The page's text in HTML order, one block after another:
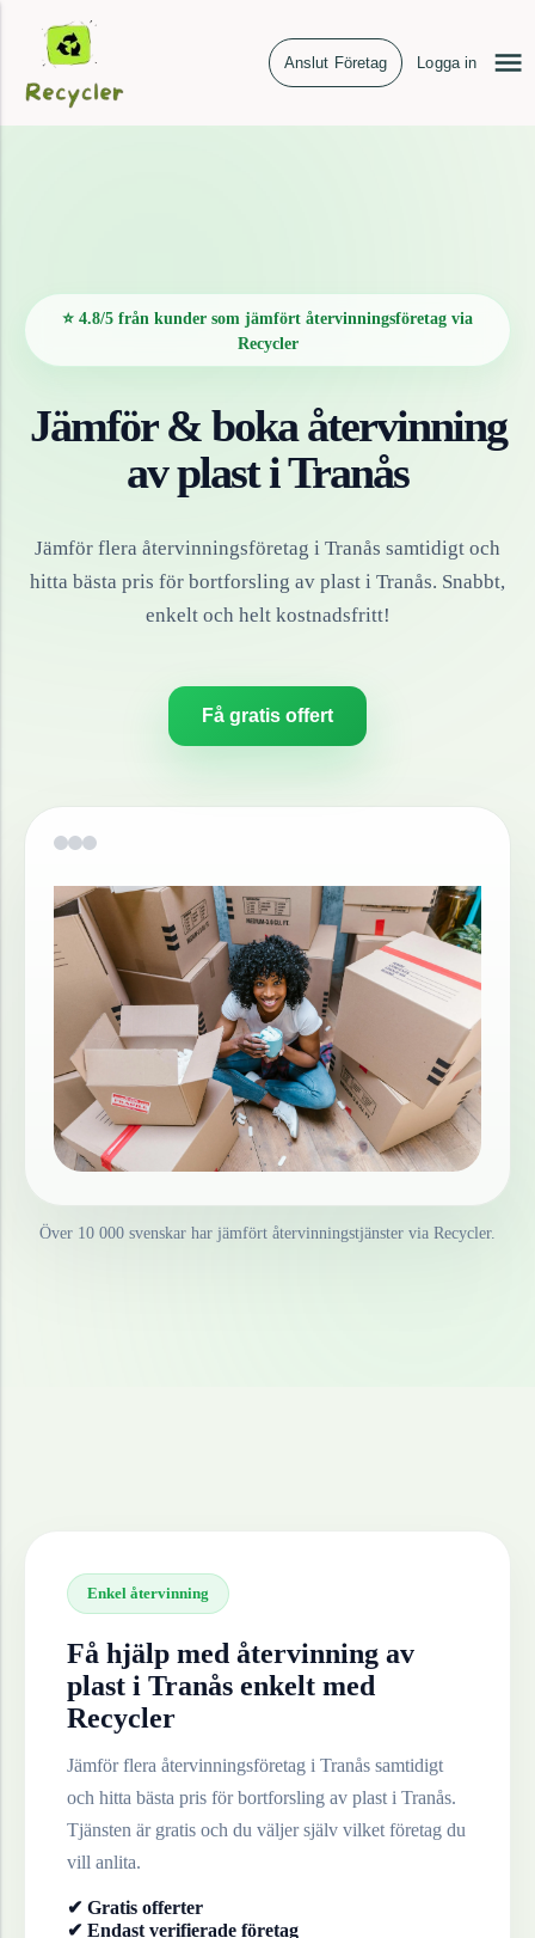
Anslut Företag Logga in
⭐ 4.8/5 från kunder som jämfört återvinningsföretag via
Recycler
Jämför & boka återvinning
avplastiTranås
Jämför flera återvinningsföretag i Tranås samtidigt och
hitta bästa pris för bortforsling av plast i Tranås. Snabbt,
enkelt och helt kostnadsfritt!
Få gratis offert
Över 10 000 svenskar har jämfört återvinningstjänster via Recycler.
Enkel återvinning
Få hjälp med återvinning av
plast i Tranås enkelt med
Recycler
Jämför flera återvinningsföretag i Tranås samtidigt
och hitta bästa pris för bortforsling av plast i Tranås.
Tjänsten är gratis och du väljer själv vilket företag du
vill anlita.
✔ Gratis offerter
✔ Endast verifierade företag